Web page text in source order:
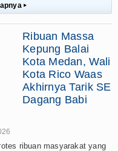
▸
Ribuan Massa
Kepung Balai
Kota Medan, Wali
Kota Rico Waas
Akhirnya Tarik SE
Dagang Babi
ribuan masyarakat yang